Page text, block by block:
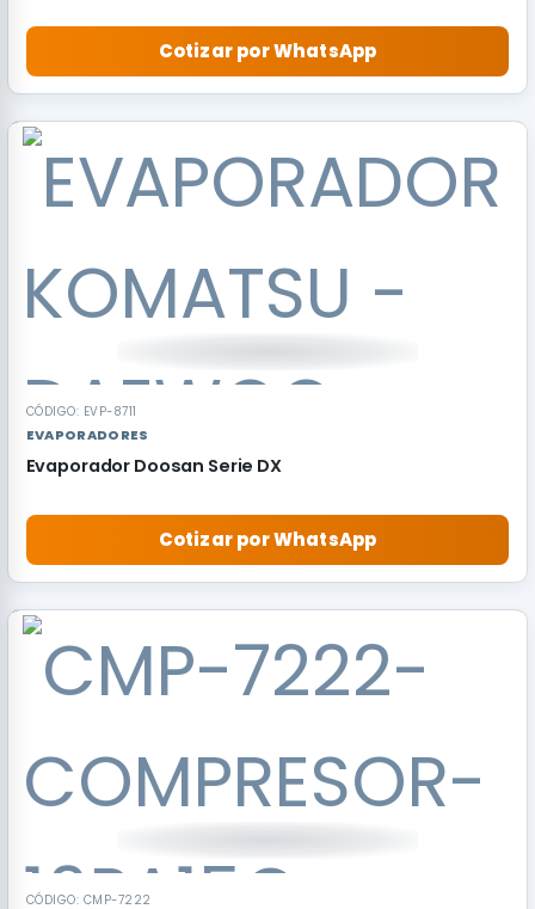
Cotizar por WhatsApp
CÓDIGO: EVP-8711
EVAPORADORES
Evaporador Doosan Serie DX
Cotizar por WhatsApp
CÓDIGO: CMP-7222